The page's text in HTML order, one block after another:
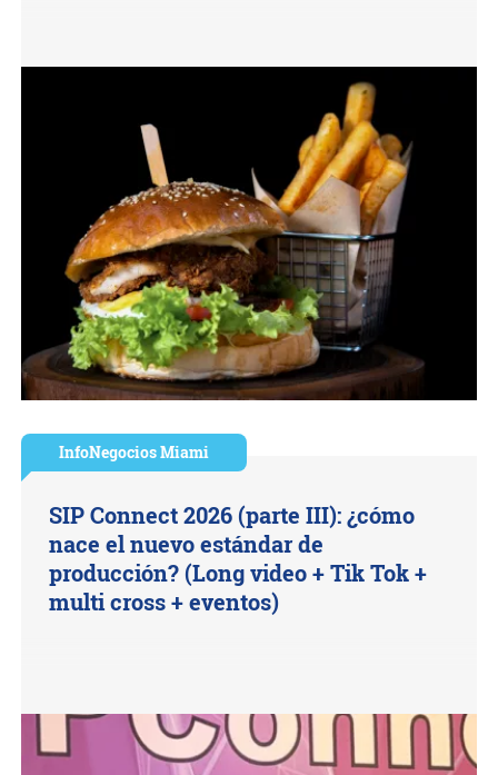
InfoNegocios Miami
SIP Connect 2026 (parte III): ¿cómo
nace el nuevo estándar de
producción? (Long video + Tik Tok +
multi cross + eventos)